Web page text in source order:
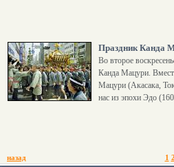
Праздник Канда
Во второе
Канда Мацури.
Мацури (Акасака,
нас из эпохи Эдо
назад 1